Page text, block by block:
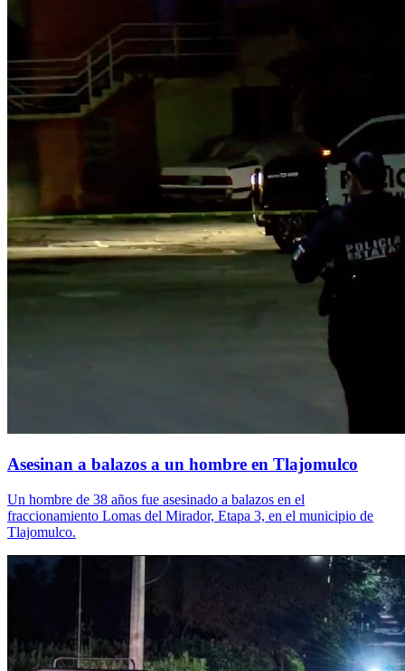
Asesinan a balazos a un hombre en Tlajomulco
Un hombre de 38 años fue asesinado a balazos en el
fraccionamiento Lomas del Mirador, Etapa 3, en el municipio de
Tlajomulco.